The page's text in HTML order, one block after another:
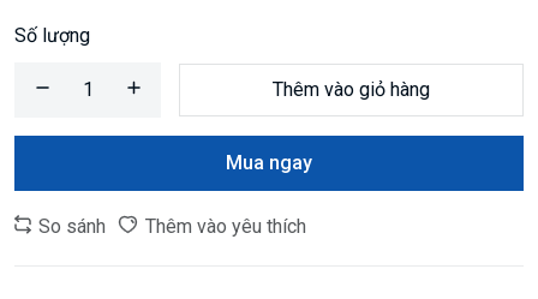
Số lượng
Thêm vào giỏ hàng
Mua ngay
So sánh Thêm vào yêu thích